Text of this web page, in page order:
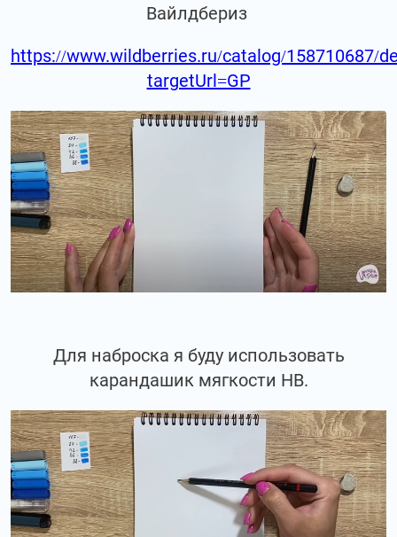
Вайлдбериз
https://www.wildberries.ru/catalog/158710687/
targetUrl=GP
Для наброска я буду использовать
карандашик мягкости НВ.